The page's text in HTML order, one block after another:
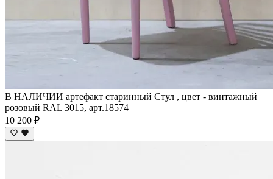
В НАЛИЧИИ артефакт старинный Стул , цвет - винтажный
розовый RAL 3015, арт.18574
10 200 ₽